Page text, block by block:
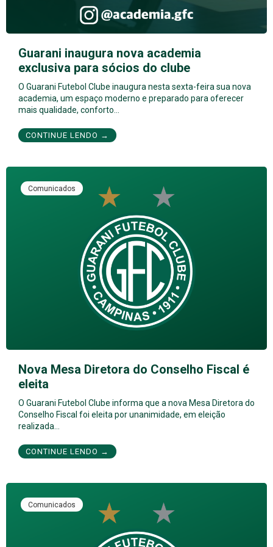
Guarani inaugura nova academia
exclusiva para sócios do clube
O Guarani Futebol Clube inaugura nesta sexta-feira sua nova
academia, um espaço moderno e preparado para oferecer
mais qualidade, conforto…
CONTINUE LENDO →
Comunicados
Nova Mesa Diretora do Conselho Fiscal é
eleita
O Guarani Futebol Clube informa que a nova Mesa Diretora do
Conselho Fiscal foi eleita por unanimidade, em eleição
realizada…
CONTINUE LENDO →
Comunicados